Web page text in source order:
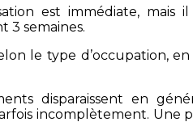
est immédiate, mais
3 semaines.
le type d’occupation, en
disparaissent en
incomplètement. Une